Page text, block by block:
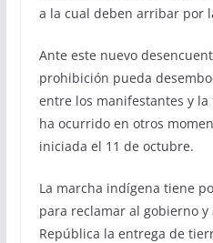
a la cual deben arribar por
Ante este nuevo
prohibición pueda
entre los manifestantes y
ha ocurrido en otros
iniciada el 11 de octubre.
La marcha indígena tiene
para reclamar al gobierno y
República la entrega de